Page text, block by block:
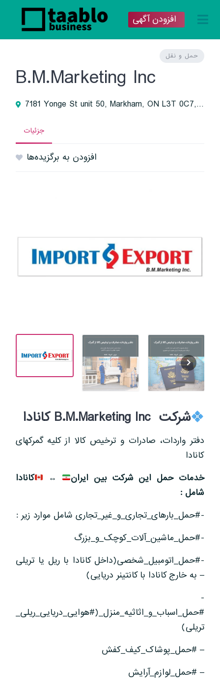
افزودن آگهی
حمل و نقل
B.M.Marketing Inc
7181 Yonge St unit 50, Markham, ON L3T 0C7, Canada
جزئیات
افزودن به برگزیده‌ها
شرکت B.M.Marketing Inc کانادا
دفتر واردات، صادرات و ترخیص کالا از کلیه گمرکهای
کانادا
خدمات حمل این شرکت بین ایران
↔
کانادا
شامل :
-#حمل_بارهای_تجاری_و_غیر_تجاری شامل موارد زیر :
-#حمل_ماشین_آلات_کوچک_و_بزرگ
-#حمل_اتومبیل_شخصی(داخل کانادا با ریل یا تریلی
– به خارج کانادا با کانتینر دریایی)
-
#حمل_اسباب_و_اثاثیه_منزل_(#هوایی_دریایی_ریلی_
تریلی)
– #حمل_پوشاک_کیف_کفش
– #حمل_لوازم_آرایش